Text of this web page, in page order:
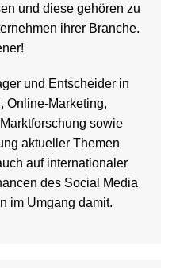
und diese gehören zu
ihrer Branche.
und Entscheider in
Online-Marketing,
sowie
aktueller Themen
auf internationaler
des Social Media
im Umgang damit.